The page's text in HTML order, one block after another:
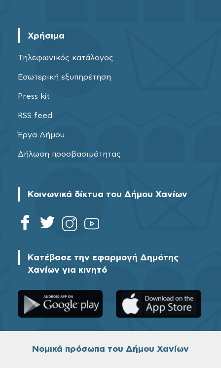
Χρήσιμα
Τηλεφωνικός κατάλογος
Εσωτερική εξυπηρέτηση
Press kit
RSS feed
Έργα Δήμου
Δήλωση προσβασιμότητας
Κοινωνικά δίκτυα του Δήμου Χανίων
Κατέβασε την εφαρμογή Δημότης
Χανίων για κινητό
Νομικά πρόσωπα του Δήμου Χανίων